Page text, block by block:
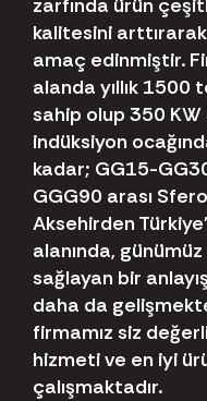
zarfında ürün
kalitesini
amaç edinmiştir.
alanda yıllık
sahip olup 350
indüksiyon
kadar; GG15-
GGG90 arası
Aksehirden
alanında,
sağlayan bir
daha da
firmamız siz
hizmeti ve en iyi
çalışmaktadır.